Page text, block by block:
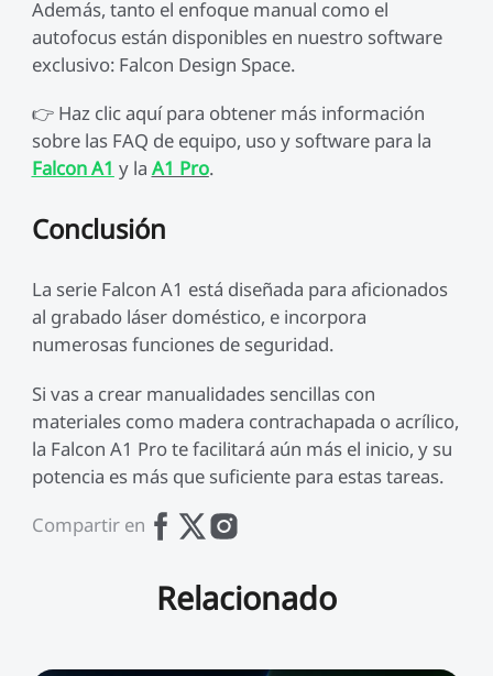
Además, tanto el enfoque manual como el
autofocus están disponibles en nuestro software
exclusivo: Falcon Design Space.
👉 Haz clic aquí para obtener más información
sobre las FAQ de equipo, uso y software para la
Falcon A1 y la A1 Pro.
Conclusión
La serie Falcon A1 está diseñada para aficionados
al grabado láser doméstico, e incorpora
numerosas funciones de seguridad.
Si vas a crear manualidades sencillas con
materiales como madera contrachapada o acrílico,
la Falcon A1 Pro te facilitará aún más el inicio, y su
potencia es más que suficiente para estas tareas.
Compartir en
Relacionado